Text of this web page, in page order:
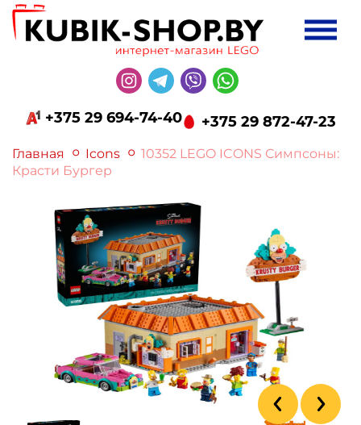
+375 29 694-74-40 +375 29 872-47-23
Главная Icons
10352 LEGO ICONS Симпсоны:
Красти Бургер